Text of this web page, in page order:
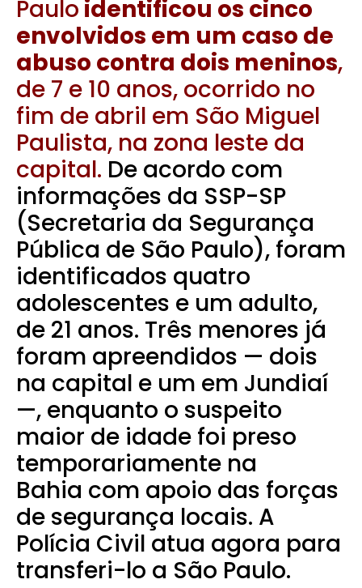
Paulo identificou os cinco
envolvidos em um caso de
abuso contra dois meninos,
de 7 e 10 anos, ocorrido no
fim de abril em São Miguel
Paulista, na zona leste da
capital. De acordo com
informações da SSP-SP
(Secretaria da Segurança
Pública de São Paulo), foram
identificados quatro
adolescentes e um adulto,
de 21 anos. Três menores já
foram apreendidos — dois
na capital e um em Jundiaí
—, enquanto o suspeito
maior de idade foi preso
temporariamente na
Bahia com apoio das forças
de segurança locais. A
Polícia Civil atua agora para
transferi-lo a São Paulo.